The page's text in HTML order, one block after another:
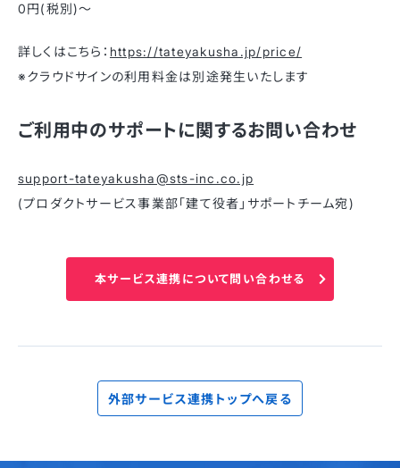
0円(税別)～
詳しくはこちら： https://tateyakusha.jp/price/
※クラウドサインの利用料金は別途発生いたします
ご利用中のサポートに関するお問い合わせ
support-tateyakusha@sts-inc.co.jp
(プロダクトサービス事業部「建て役者」サポートチーム宛)
本サービス連携について問い合わせる
外部サービス連携トップへ戻る